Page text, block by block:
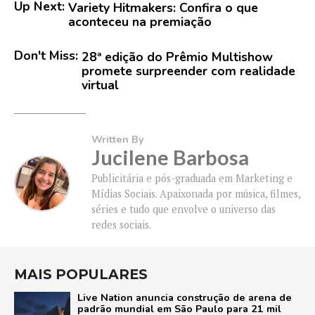
Up Next: Variety Hitmakers: Confira o que
aconteceu na premiação
Don't Miss: 28ª edição do Prêmio Multishow
promete surpreender com realidade
virtual
Written By
Jucilene Barbosa
Publicitária e pós-graduada em Marketing e
Mídias Sociais. Apaixonada por música, filmes,
séries e tudo que envolve o universo das
redes sociais.
MAIS POPULARES
Live Nation anuncia construção de arena de
padrão mundial em São Paulo para 21 mil